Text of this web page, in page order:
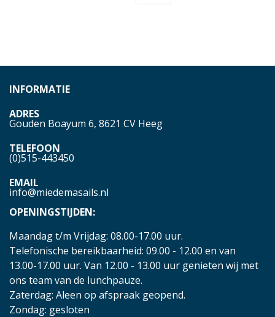
INFORMATIE
ADRES
Gouden Boayum 6, 8621 CV Heeg
TELEFOON
(0)515-443450
EMAIL
info@miedemasails.nl
OPENINGSTIJDEN:
Maandag t/m Vrijdag: 08.00-17.00 uur.
Telefonische bereikbaarheid: 09.00 - 12.00 en van
13.00-17.00 uur. Van 12.00 - 13.00 uur genieten wij met
ons team van de lunchpauze.
Zaterdag: Aleen op afspraak geopend.
Zondag: gesloten